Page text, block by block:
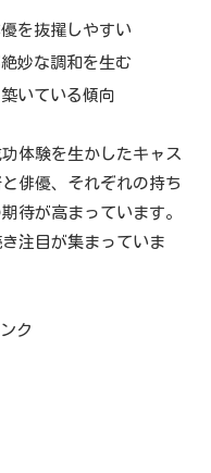
を抜擢しやすい
妙な調和を生む
いている傾向
体験を生かしたキャス
俳優、それぞれの持ち
待が高まっています。
注目が集まっていま
ク